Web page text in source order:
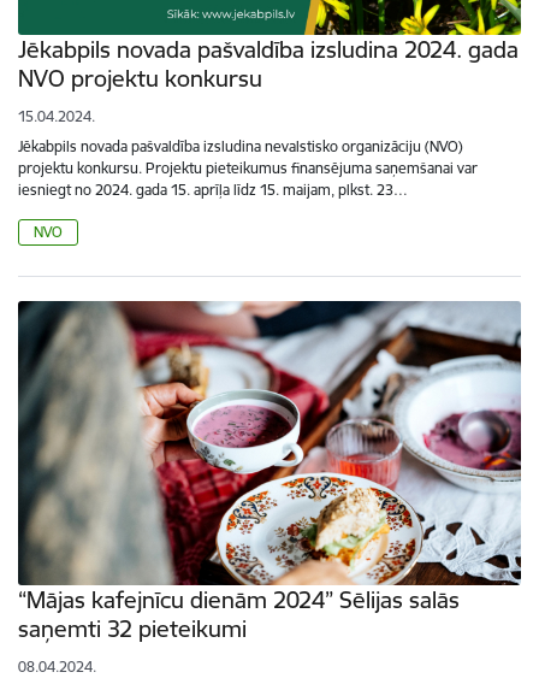
Jēkabpils novada pašvaldība izsludina 2024. gada
NVO projektu konkursu
15.04.2024.
Jēkabpils novada pašvaldība izsludina nevalstisko organizāciju (NVO)
projektu konkursu. Projektu pieteikumus finansējuma saņemšanai var
iesniegt no 2024. gada 15. aprīļa līdz 15. maijam, plkst. 23…
NVO
“Mājas kafejnīcu dienām 2024” Sēlijas salās
saņemti 32 pieteikumi
08.04.2024.